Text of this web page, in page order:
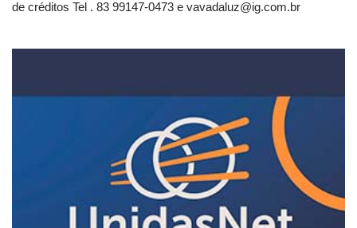
de créditos Tel . 83 99147-0473 e vavadaluz@ig.com.br